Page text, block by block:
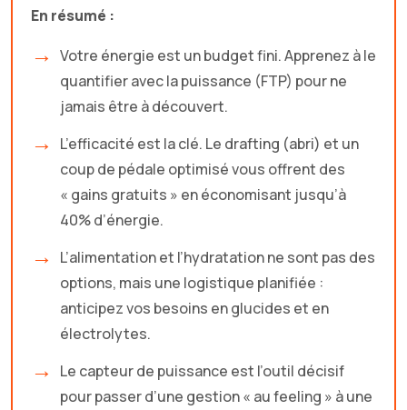
En résumé :
Votre énergie est un budget fini. Apprenez à le
quantifier avec la puissance (FTP) pour ne
jamais être à découvert.
L’efficacité est la clé. Le drafting (abri) et un
coup de pédale optimisé vous offrent des
« gains gratuits » en économisant jusqu’à
40% d’énergie.
L’alimentation et l’hydratation ne sont pas des
options, mais une logistique planifiée :
anticipez vos besoins en glucides et en
électrolytes.
Le capteur de puissance est l’outil décisif
pour passer d’une gestion « au feeling » à une